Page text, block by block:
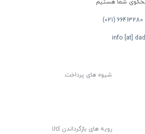
info [at]
شیوه های پرداخت
رویه های بازگرداندن کالا